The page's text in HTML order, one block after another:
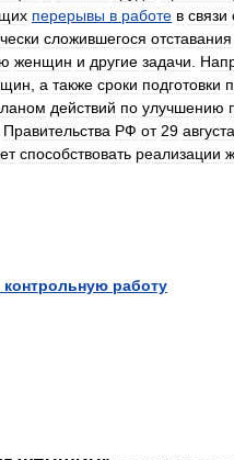
перерывы в работе в связи
сложившегося отставания
женщин и другие задачи
а также сроки подготовки
действий по улучшению
Правительства РФ от 29 августа
способствовать реализации
работу